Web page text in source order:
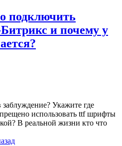
подключить
и почему у
заблуждение? Укажите где
использовать ttf шрифты
В реальной жизни кто что